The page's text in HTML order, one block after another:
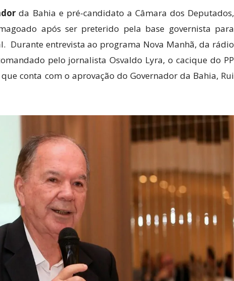
da Bahia e pré-candidato a Câmara dos Deputados,
após ser preterido pela base governista para
Durante entrevista ao programa Nova Manhã, da rádio
pelo jornalista Osvaldo Lyra, o cacique do PP
conta com o aprovação do Governador da Bahia, Rui